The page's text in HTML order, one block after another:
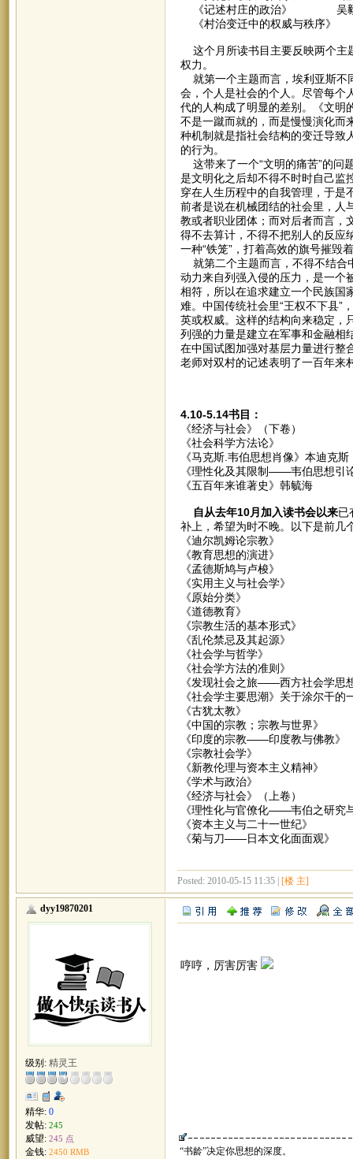
《记述村庄的政治》 吴
《村治变迁中的权威与秩序》
这个月所读书目主要反映两个主
权力。
就第一个主题而言，埃利亚斯不
会，个人是社会的个人。尽管每个
代的人构成了明显的差别。《文明
不是一蹴而就的，而是慢慢演化而
种机制就是指社会结构的变迁导致
的行为。
这带来了一个“文明的痛苦”的问
是文明化之后却不得不时时自己监
穿在人生历程中的自我管理，于是
前者是说在机械团结的社会里，人
教或者职业团体；而对后者而言，
得不去算计，不得不把别人的反应
一种“铁笼”，打着高效的旗号摧毁
就第二个主题而言，不得不结合
动力来自列强入侵的压力，是一个
相符，所以在追求建立一个民族国
难。中国传统社会里“王权不下县”
英或权威。这样的结构向来稳定，
列强的力量是建立在军事和金融相
在中国试图加强对基层力量进行整
老师对双村的记述表明了一百年来
4.10-5.14书目：
《经济与社会》（下卷）
《社会科学方法论》
《马克斯.韦伯思想肖像》本迪克斯
《理性化及其限制——韦伯思想引
《五百年来谁著史》韩毓海
自从去年10月加入读书会以来已
补上，希望为时不晚。以下是前几
《迪尔凯姆论宗教》
《教育思想的演进》
《孟德斯鸠与卢梭》
《实用主义与社会学》
《原始分类》
《道德教育》
《宗教生活的基本形式》
《乱伦禁忌及其起源》
《社会学与哲学》
《社会学方法的准则》
《发现社会之旅——西方社会学思
《社会学主要思潮》关于涂尔干的
《古犹太教》
《中国的宗教；宗教与世界》
《印度的宗教——印度教与佛教》
《宗教社会学》
《新教伦理与资本主义精神》
《学术与政治》
《经济与社会》（上卷）
《理性化与官僚化——韦伯之研究
《资本主义与二十一世纪》
《菊与刀——日本文化面面观》
Posted: 2010-05-15 11:35 | [楼 主]
dyy19870201
级别: 精灵王
精华: 0
发帖: 245
威望: 245 点
金钱: 2450 RMB
哼哼，厉害厉害
“书龄”决定你思想的深度。